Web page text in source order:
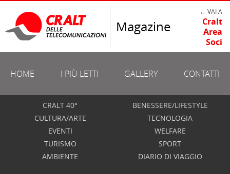
Magazine
← VAI A
Cralt
Area
Soci
HOME I PIÙ LETTI GALLERY CONTATTI
CRALT 40°
CULTURA/ARTE
EVENTI
TURISMO
AMBIENTE
BENESSERE/LIFESTYLE
TECNOLOGIA
WELFARE
SPORT
DIARIO DI VIAGGIO